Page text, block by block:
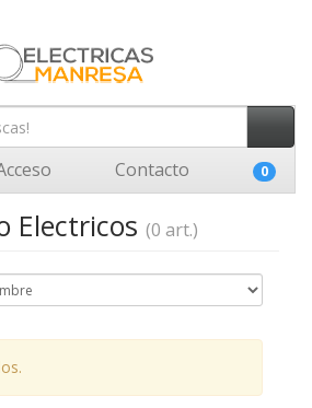
Contacto 0
Electricos (0 art.)